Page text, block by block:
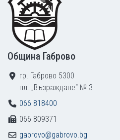
Община Габрово
гр. Габрово 5300
пл. „Възраждане“ № 3
066 818400
066 809371
gabrovo@gabrovo.bg